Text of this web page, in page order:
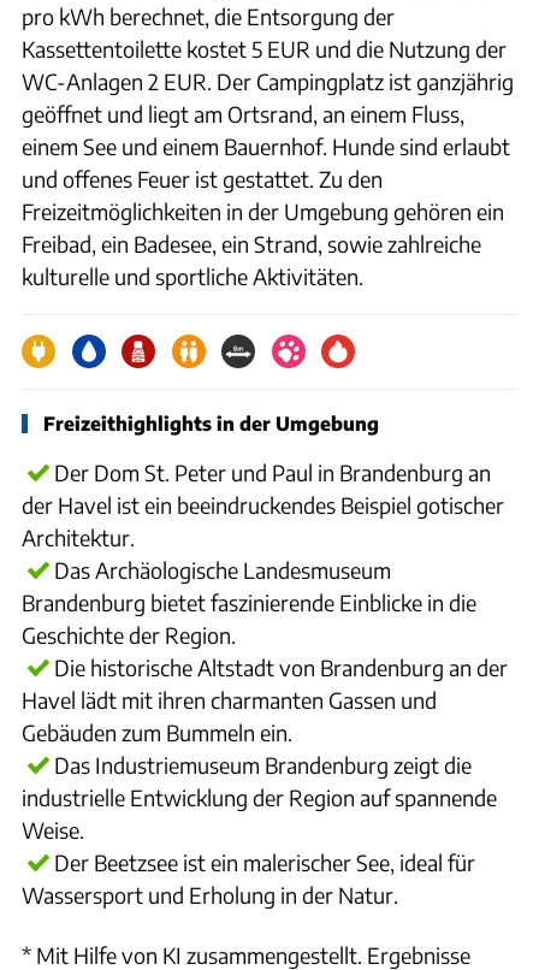
pro kWh berechnet, die Entsorgung der
Kassettentoilette kostet 5 EUR und die Nutzung der
WC-Anlagen 2 EUR. Der Campingplatz ist ganzjährig
geöffnet und liegt am Ortsrand, an einem Fluss,
einem See und einem Bauernhof. Hunde sind erlaubt
und offenes Feuer ist gestattet. Zu den
Freizeitmöglichkeiten in der Umgebung gehören ein
Freibad, ein Badesee, ein Strand, sowie zahlreiche
kulturelle und sportliche Aktivitäten.
Freizeithighlights in der Umgebung
Der Dom St. Peter und Paul in Brandenburg an
der Havel ist ein beeindruckendes Beispiel gotischer
Architektur.
Das Archäologische Landesmuseum
Brandenburg bietet faszinierende Einblicke in die
Geschichte der Region.
Die historische Altstadt von Brandenburg an der
Havel lädt mit ihren charmanten Gassen und
Gebäuden zum Bummeln ein.
Das Industriemuseum Brandenburg zeigt die
industrielle Entwicklung der Region auf spannende
Weise.
Der Beetzsee ist ein malerischer See, ideal für
Wassersport und Erholung in der Natur.
* Mit Hilfe von KI zusammengestellt. Ergebnisse